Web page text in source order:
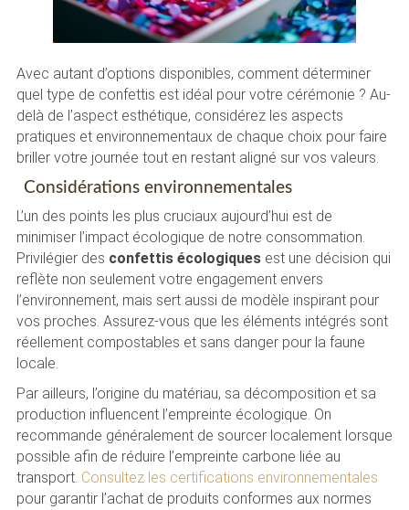
Avec autant d’options disponibles, comment déterminer
quel type de confettis est idéal pour votre cérémonie ? Au-
delà de l’aspect esthétique, considérez les aspects
pratiques et environnementaux de chaque choix pour faire
briller votre journée tout en restant aligné sur vos valeurs.
Considérations environnementales
L’un des points les plus cruciaux aujourd’hui est de
minimiser l’impact écologique de notre consommation.
Privilégier des confettis écologiquesest une décision qui
reflète non seulement votre engagement envers
l’environnement, mais sert aussi de modèle inspirant pour
vos proches. Assurez-vous que les éléments intégrés sont
réellement compostables et sans danger pour la faune
locale.
Par ailleurs, l’origine du matériau, sa décomposition et sa
production influencent l’empreinte écologique. On
recommande généralement de sourcer localement lorsque
possible afin de réduire l’empreinte carbone liée au
transport. Consultez les certifications environnementales
pour garantir l’achat de produits conformes aux normes